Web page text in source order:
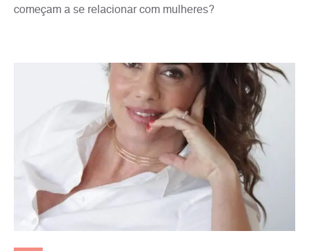
começam a se relacionar com mulheres?